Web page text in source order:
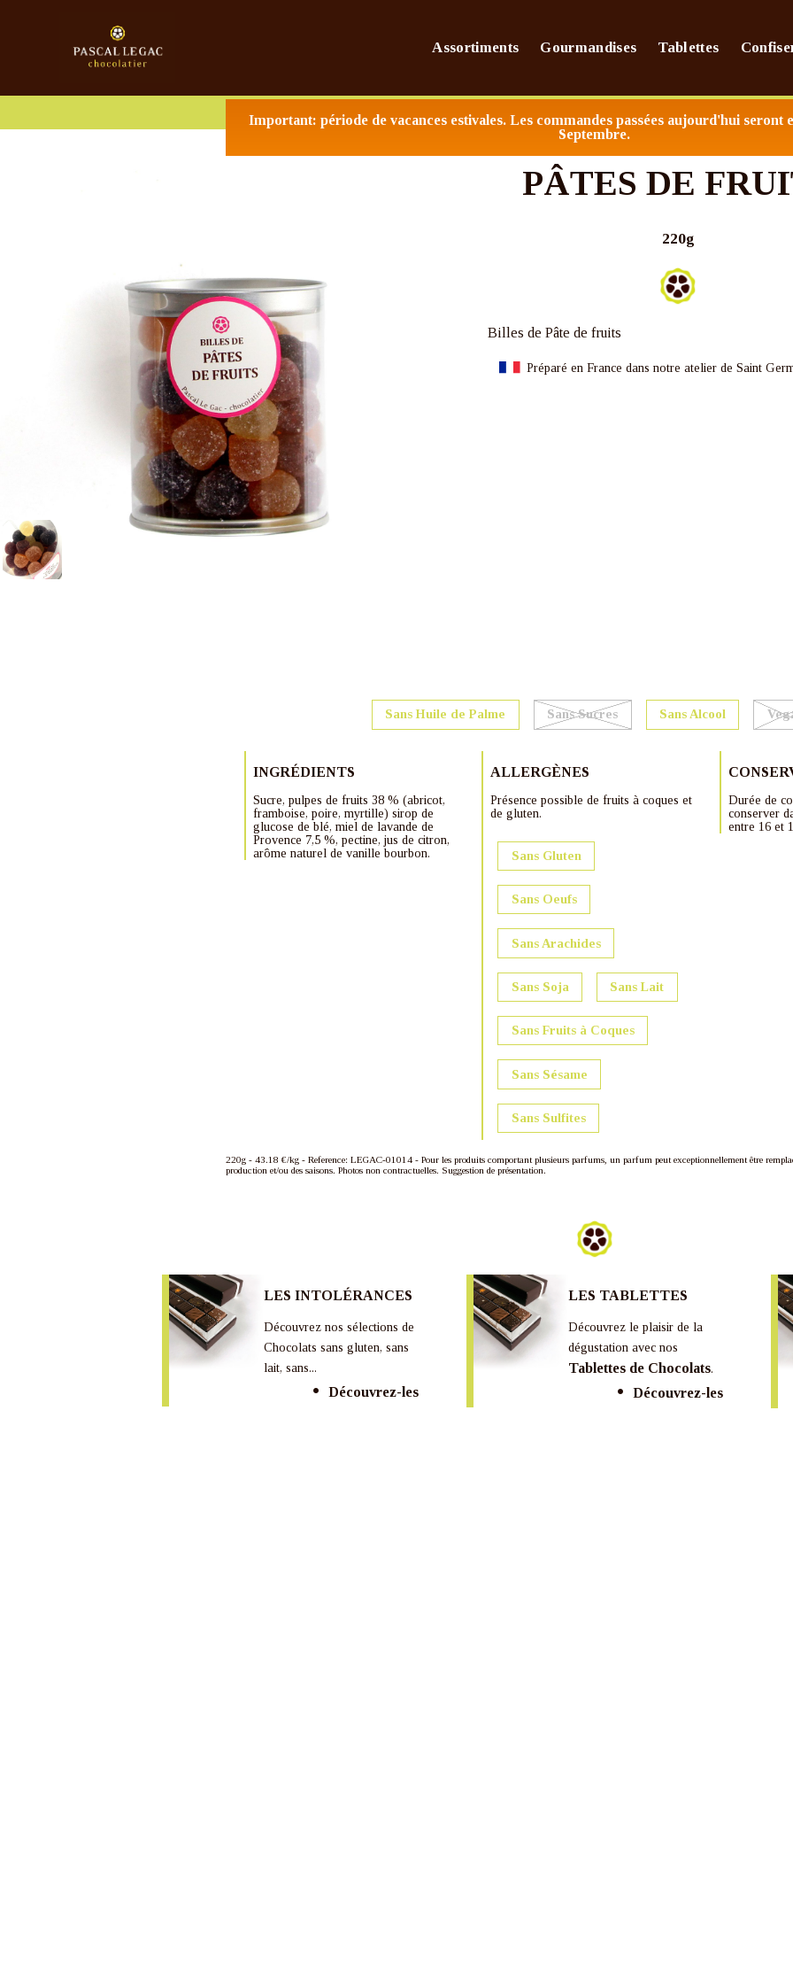
Assortiments Gourmandises Tablettes
Important: période de vacances estivales. Les commandes passées aujourd'hui seront
Septembre.
À ST GERMAIN EN LAYE - PARMI LES MEILLEURS CHOCOLATIERS DE
PÂTES DE
220g
Billes de Pâte de fruits
Préparé en France dans notre atelier de Saint
Sans Huile de Palme Sans Sucres Sans Alcool
INGRÉDIENTS
Sucre, pulpes de fruits 38 % (abricot,
framboise, poire, myrtille) sirop de
glucose de blé, miel de lavande de
Provence 7,5 %, pectine, jus de citron,
arôme naturel de vanille bourbon.
ALLERGÈNES
Présence possible de fruits à coques et
de gluten.
Sans Gluten
Sans Oeufs
Sans Arachides
Sans Soja Sans Lait
Sans Fruits à Coques
Sans Sésame
Sans Sulfites
Durée de
conserver
entre 16 et
220g - 43.18 €/kg - Reference: LEGAC-01014 - Pour les produits comportant plusieurs parfums, un parfum peut exceptionnellement être
production et/ou des saisons. Photos non contractuelles. Suggestion de présentation.
LES INTOLÉRANCES
Découvrez nos sélections de
Chocolats sans gluten, sans
lait, sans...
Découvrez-les
LES TABLETTES
Découvrez le plaisir de la
dégustation avec nos
Tablettes de Chocolats.
Découvrez-les